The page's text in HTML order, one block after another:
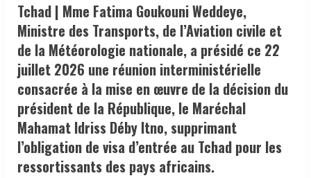
Tchad | Mme Fatima Goukouni Weddeye,
Ministre des Transports, de l’Aviation civile et
de la Météorologie nationale, a présidé ce 22
juillet 2026 une réunion interministérielle
consacrée à la mise en œuvre de la décision du
président de la République, le Maréchal
Mahamat Idriss Déby Itno, supprimant
l’obligation de visa d’entrée au Tchad pour les
ressortissants des pays africains.